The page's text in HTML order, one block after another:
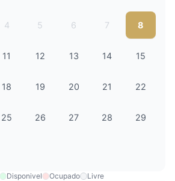
4 5 6 7 8
11 12 13 14 15
18 19 20 21 22
25 26 27 28 29
Disponivel Ocupado Livre